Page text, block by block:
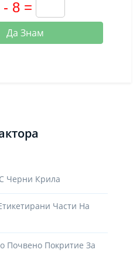
Да Знам
Черни Крила
Части На
Почвено Покритие За